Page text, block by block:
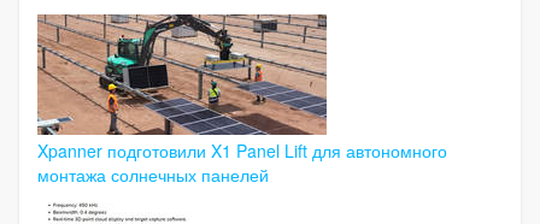
Xpanner подготовили X1 Panel Lift для автономного
монтажа солнечных панелей